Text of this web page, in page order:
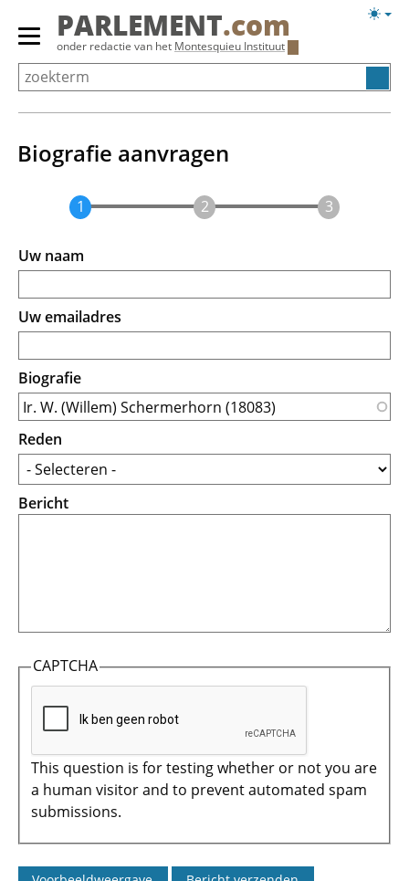
Overslaan
Primair
menu
tonen/verbergen
PARLEMENT.com
onder redactie van het Montesquieu Instituut
Biografie aanvragen
Uw naam
Uw emailadres
Biografie
Reden
Bericht
CAPTCHA
This question is for testing whether or not you are
a human visitor and to prevent automated spam
submissions.